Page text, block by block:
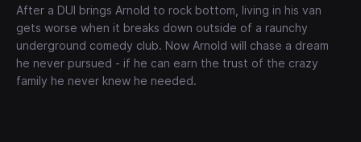
After a DUI brings Arnold to rock bottom, living in his van
gets worse when it breaks down outside of a raunchy
underground comedy club. Now Arnold will chase a dream
he never pursued - if he can earn the trust of the crazy
family he never knew he needed.